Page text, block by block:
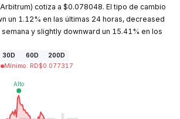
cotiza a $0.078048. El tipo de cambio
un 1.12% en las últimas 24 horas, decreased
semana y slightly downward un 15.41% en los
30D 60D
200D
Mínimo: RD$0.077317